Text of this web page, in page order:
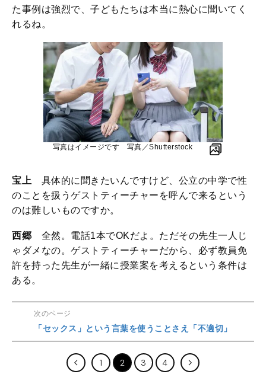
た事例は強烈で、子どもたちは本当に熱心に聞いてく
れるね。
写真はイメージです 写真／Shutterstock
宝上 具体的に聞きたいんですけど、公立の中学で性
のことを扱うゲストティーチャーを呼んで来るという
のは難しいものですか。
西郷 全然。電話1本でOKだよ。ただその先生一人じ
ゃダメなの。ゲストティーチャーだから、必ず教員免
許を持った先生が一緒に授業案を考えるという条件は
ある。
次のページ
「セックス」という言葉を使うことさえ「不適切」
1 2 3 4